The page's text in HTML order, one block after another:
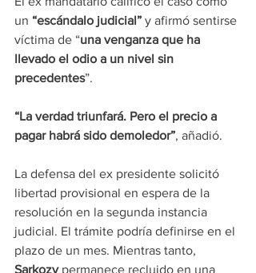
un “escándalo judicial” y afirmó sentirse
víctima de “una venganza que ha
llevado el odio a un nivel sin
precedentes”.
“La verdad triunfará. Pero el precio a
pagar habrá sido demoledor”, añadió.
La defensa del ex presidente solicitó
libertad provisional en espera de la
resolución en la segunda instancia
judicial. El trámite podría definirse en el
plazo de un mes. Mientras tanto,
Sarkozy permanece recluido en una